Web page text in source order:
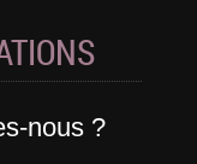
nous ?